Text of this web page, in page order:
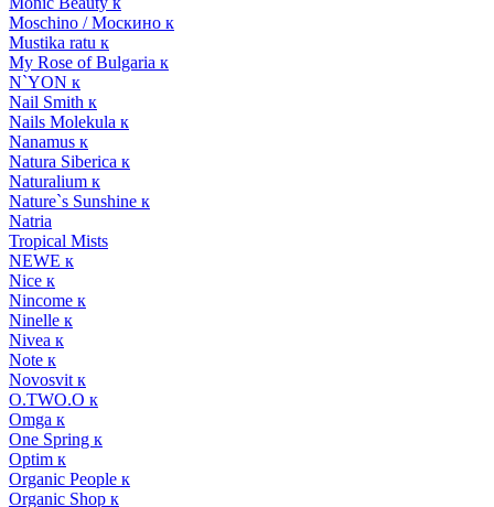
Moschino / Москино к
Mustika ratu к
My Rose of Bulgaria к
N`YON к
Nail Smith к
Nails Molekula к
Nanamus к
Natura Siberica к
Naturalium к
Nature`s Sunshine к
Natria
Tropical Mists
NEWE к
Nice к
Nincome к
Ninelle к
Nivea к
Note к
Novosvit к
O.TWO.O к
Omga к
One Spring к
Optim к
Organic People к
Organic Shop к